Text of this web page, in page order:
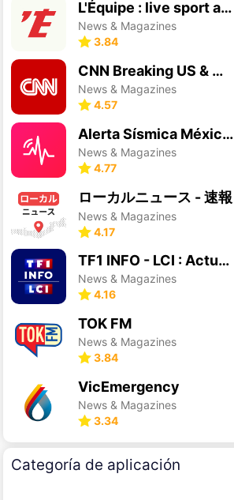
L'Équipe : live sport and news
News & Magazines
3.84
CNN Breaking US & World News
News & Magazines
4.57
Alerta Sísmica México - SASSLA
News & Magazines
4.77
ローカルニュース - 速報
News & Magazines
4.17
TF1 INFO - LCI : Actualités
News & Magazines
4.16
TOK FM
News & Magazines
3.84
VicEmergency
News & Magazines
3.34
Categoría de aplicación